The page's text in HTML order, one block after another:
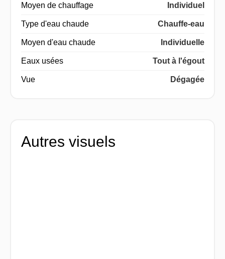
Moyen de chauffage Individuel
Type d'eau chaude Chauffe-eau
Moyen d'eau chaude Individuelle
Eaux usées Tout à l'égout
Vue Dégagée
Autres visuels